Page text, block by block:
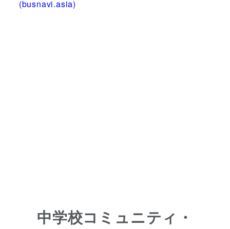
(busnavi.asia)
中学校コミュニティ・